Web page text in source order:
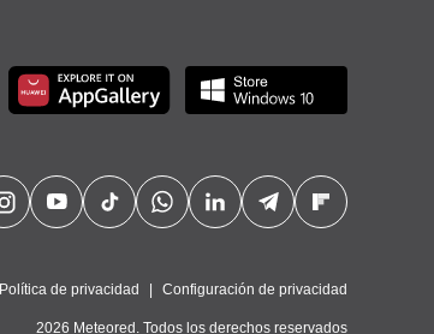
Política de privacidad Configuración de privacidad
2026 Meteored. Todos los derechos reservados